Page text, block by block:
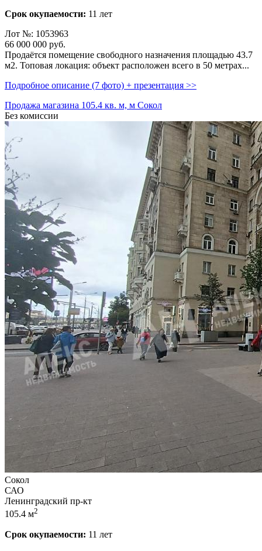
Срок окупаемости: 11 лет
Лот №: 1053963
66 000 000 руб.
Продаётся помещение свободного назначения площадью 43.7
м2. Топовая локация: объект расположен всего в 50 метрах...
Подробное описание (7 фото) + презентация >>
Продажа магазина 105.4 кв. м, м Сокол
Без комиссии
Сокол
САО
Ленинградский пр-кт
105.4 м2
Срок окупаемости: 11 лет